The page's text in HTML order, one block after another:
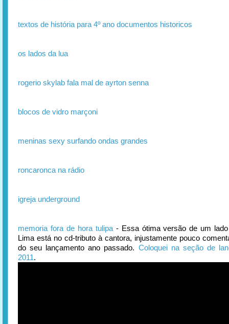
textos de história para 4º ano documentos historicos
os lados da lua
rogerio skylab fala mal de ayrton senna
blocos de vidro marçoni
meninas sexy surfando ondas grandes
roncaronca na rádio
igreja underground
memoria fora de hora tulipa- Essa ótima versão de um
Lima está no cd-tributo à cantora, injustamente pouco
do seu lançamento ano passado. Coloquei na seção de
2011.